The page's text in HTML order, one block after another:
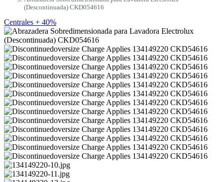
(Descontinuada) CKD054616
Centrales + 40%